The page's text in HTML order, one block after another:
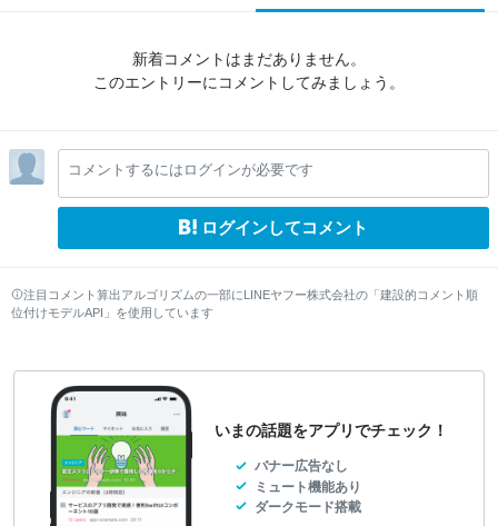
新着コメントはまだありません。
このエントリーにコメントしてみましょう。
コメントするにはログインが必要です
ログインしてコメント
注目コメント算出アルゴリズムの一部にLINEヤフー株式会社の「建設的コメント順
位付けモデルAPI」を使用しています
いまの話題をアプリでチェック！
バナー広告なし
ミュート機能あり
ダークモード搭載